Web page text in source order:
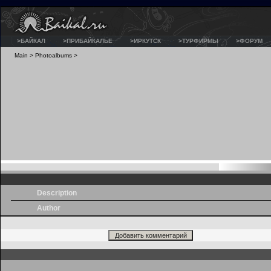
>БАЙКАЛ >ПРИБАЙКАЛЬЕ >ИРКУТСК >ТУРФИРМЫ >ФОРУМ
Main > Photoalbums >
Description
Author